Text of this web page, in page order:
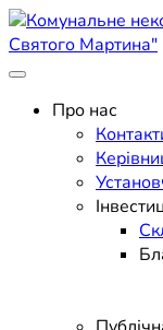
Skip
to
content
Поліклініка
Про нас